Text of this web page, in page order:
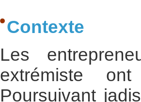
Contexte
Les
extrémiste
Poursuivant